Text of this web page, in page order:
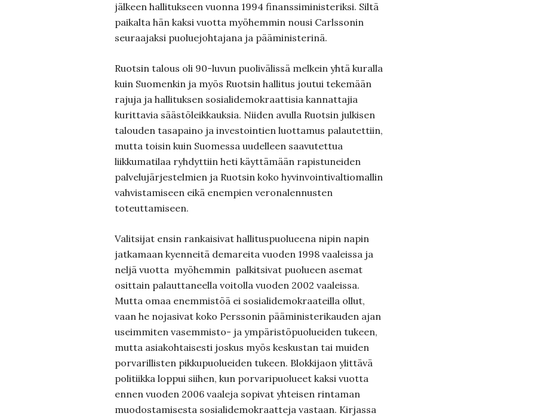
jälkeen hallitukseen vuonna 1994 finanssiministeriksi. Siltä
paikalta hän kaksi vuotta myöhemmin nousi Carlssonin
seuraajaksi puoluejohtajana ja pääministerinä.
Ruotsin talous oli 90-luvun puolivälissä melkein yhtä kuralla
kuin Suomenkin ja myös Ruotsin hallitus joutui tekemään
rajuja ja hallituksen sosialidemokraattisia kannattajia
kurittavia säästöleikkauksia. Niiden avulla Ruotsin julkisen
talouden tasapaino ja investointien luottamus palautettiin,
mutta toisin kuin Suomessa uudelleen saavutettua
liikkumatilaa ryhdyttiin heti käyttämään rapistuneiden
palvelujärjestelmien ja Ruotsin koko hyvinvointivaltiomallin
vahvistamiseen eikä enempien veronalennusten
toteuttamiseen.
Valitsijat ensin rankaisivat hallituspuolueena nipin napin
jatkamaan kyenneitä demareita vuoden 1998 vaaleissa ja
neljä vuotta myöhemmin palkitsivat puolueen asemat
osittain palauttaneella voitolla vuoden 2002 vaaleissa.
Mutta omaa enemmistöä ei sosialidemokraateilla ollut,
vaan he nojasivat koko Perssonin pääministerikauden ajan
useimmiten vasemmisto- ja ympäristöpuolueiden tukeen,
mutta asiakohtaisesti joskus myös keskustan tai muiden
porvarillisten pikkupuolueiden tukeen. Blokkijaon ylittävä
politiikka loppui siihen, kun porvaripuolueet kaksi vuotta
ennen vuoden 2006 vaaleja sopivat yhteisen rintaman
muodostamisesta sosialidemokraatteja vastaan. Kirjassa